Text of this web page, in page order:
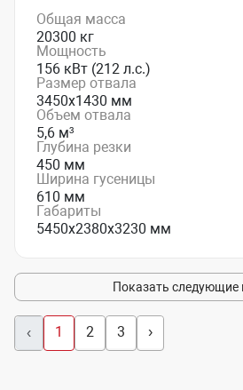
Общая масса
20300 кг
Мощность
156 кВт (212 л.с.)
Размер отвала
3450х1430 мм
Объем отвала
5,6 м³
Глубина резки
450 мм
Ширина гусеницы
610 мм
Габариты
5450х2380х3230 мм
Показать следующие
‹ 1 2 3 ›